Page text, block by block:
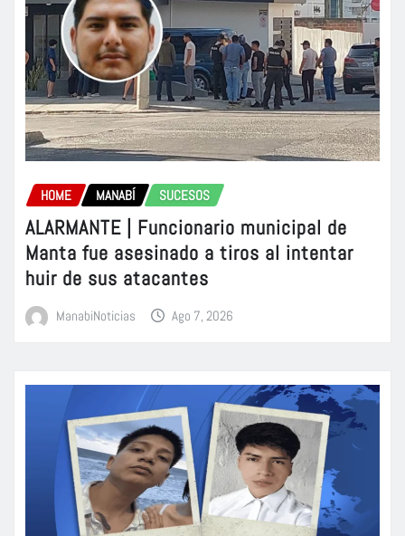
HOME MANABÍ SUCESOS
ALARMANTE | Funcionario municipal de
Manta fue asesinado a tiros al intentar
huir de sus atacantes
ManabiNoticias Ago 7, 2026